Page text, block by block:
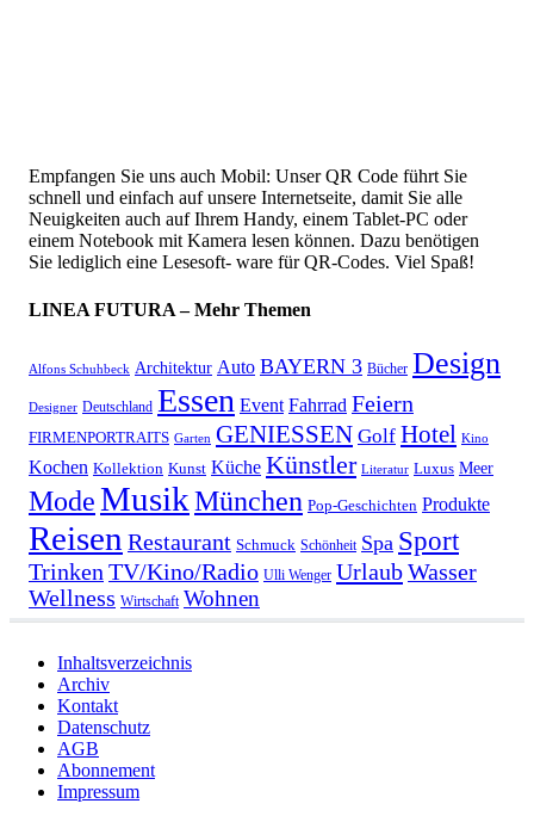
Empfangen Sie uns auch Mobil: Unser QR Code führt Sie
schnell und einfach auf unsere Internetseite, damit Sie alle
Neuigkeiten auch auf Ihrem Handy, einem Tablet-PC oder
einem Notebook mit Kamera lesen können. Dazu benötigen
Sie lediglich eine Lesesoft- ware für QR-Codes. Viel Spaß!
LINEA FUTURA – Mehr Themen
Alfons Schuhbeck Architektur Auto BAYERN 3 Bücher Design
Designer Deutschland Essen Event Fahrrad Feiern
FIRMENPORTRAITS Garten GENIESSEN Golf Hotel Kino
Kochen Kollektion Kunst Küche Künstler Literatur Luxus Meer
ModeMusikMünchen Pop-Geschichten Produkte
Reisen Restaurant Schmuck Schönheit Spa Sport
Trinken TV/Kino/Radio Ulli Wenger UrlaubWasser
Wellness Wirtschaft Wohnen
Inhaltsverzeichnis
Archiv
Kontakt
Datenschutz
AGB
Abonnement
Impressum